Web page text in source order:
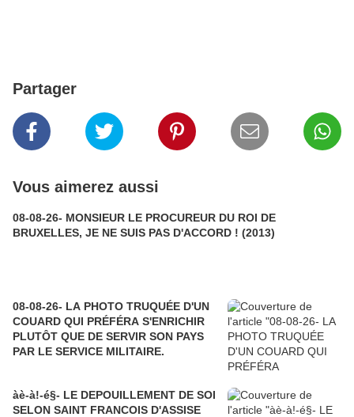
Partager
Vous aimerez aussi
08-08-26- MONSIEUR LE PROCUREUR DU ROI DE
BRUXELLES, JE NE SUIS PAS D'ACCORD ! (2013)
08-08-26- LA PHOTO TRUQUÉE D'UN
COUARD QUI PRÉFÉRA S'ENRICHIR
PLUTÔT QUE DE SERVIR SON PAYS
PAR LE SERVICE MILITAIRE.
àè-à!-é§- LE DEPOUILLEMENT DE SOI
SELON SAINT FRANCOIS D'ASSISE